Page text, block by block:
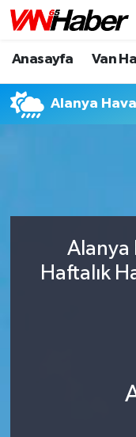
Anasayfa Van
Alanya
Alanya
Haftalık
Nöbetçi
Hava Durumu
Son Dakika